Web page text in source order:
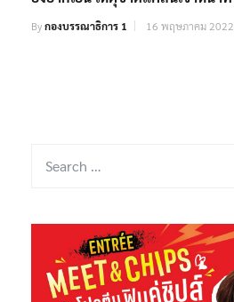
Byกองบรรณาธิการ 1 16 พฤษภาคม 2022